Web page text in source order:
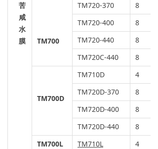
苦
咸
水
膜
TM700
TM720-370
8
TM720-400
8
TM720-440
8
TM720C-440
8
TM700D
TM710D
4
TM720D-370
8
TM720D-400
8
TM720D-440
8
TM700L
TM710L 4